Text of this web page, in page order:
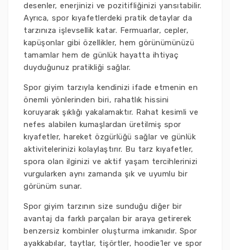
desenler, enerjinizi ve pozitifliğinizi yansıtabilir.
Ayrıca, spor kıyafetlerdeki pratik detaylar da
tarzınıza işlevsellik katar. Fermuarlar, cepler,
kapüşonlar gibi özellikler, hem görünümünüzü
tamamlar hem de günlük hayatta ihtiyaç
duyduğunuz pratikliği sağlar.
Spor giyim tarzıyla kendinizi ifade etmenin en
önemli yönlerinden biri, rahatlık hissini
koruyarak şıklığı yakalamaktır. Rahat kesimli ve
nefes alabilen kumaşlardan üretilmiş spor
kıyafetler, hareket özgürlüğü sağlar ve günlük
aktivitelerinizi kolaylaştırır. Bu tarz kıyafetler,
spora olan ilginizi ve aktif yaşam tercihlerinizi
vurgularken aynı zamanda şık ve uyumlu bir
görünüm sunar.
Spor giyim tarzının size sunduğu diğer bir
avantaj da farklı parçaları bir araya getirerek
benzersiz kombinler oluşturma imkanıdır. Spor
ayakkabılar, taytlar, tişörtler, hoodie’ler ve spor